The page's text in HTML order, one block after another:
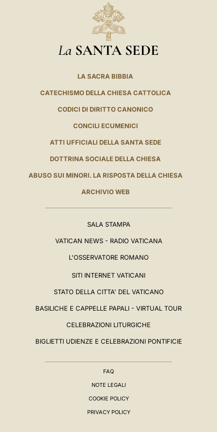
La SANTA SEDE
LA SACRA BIBBIA
CATECHISMO DELLA CHIESA CATTOLICA
CODICI DI DIRITTO CANONICO
CONCILI ECUMENICI
ATTI UFFICIALI DELLA SANTA SEDE
DOTTRINA SOCIALE DELLA CHIESA
ABUSO SUI MINORI. LA RISPOSTA DELLA CHIESA
ARCHIVIO WEB
SALA STAMPA
VATICAN NEWS - RADIO VATICANA
L'OSSERVATORE ROMANO
SITI INTERNET VATICANI
STATO DELLA CITTA' DEL VATICANO
BASILICHE E CAPPELLE PAPALI - VIRTUAL TOUR
CELEBRAZIONI LITURGICHE
BIGLIETTI UDIENZE E CELEBRAZIONI PONTIFICIE
FAQ
NOTE LEGALI
COOKIE POLICY
PRIVACY POLICY